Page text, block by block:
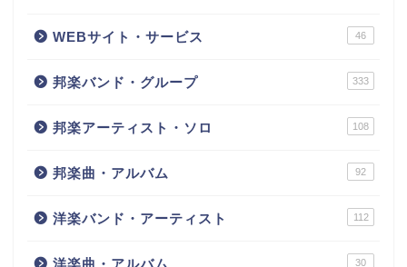
WEBサイト・サービス 46
邦楽バンド・グループ 333
邦楽アーティスト・ソロ 108
邦楽曲・アルバム 92
洋楽バンド・アーティスト 112
洋楽曲・アルバム 30